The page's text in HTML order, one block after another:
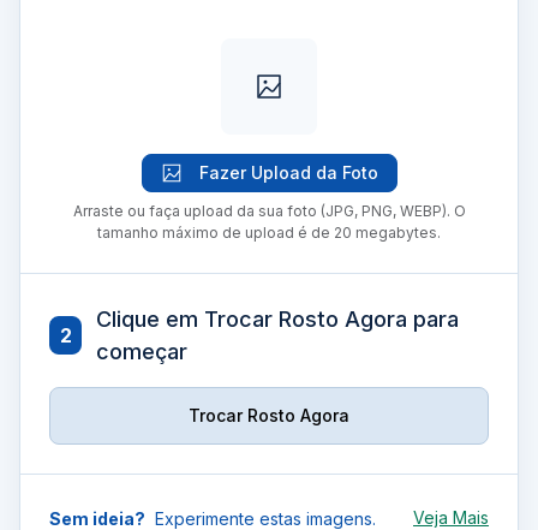
Fazer Upload da Foto
Arraste ou faça upload da sua foto (JPG, PNG, WEBP). O
tamanho máximo de upload é de 20 megabytes.
2
Clique em Trocar Rosto Agora para
começar
Trocar Rosto Agora
Sem ideia? Experimente estas imagens. Veja Mais